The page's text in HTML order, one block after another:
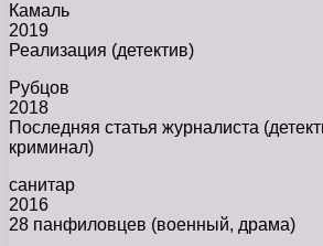
Камаль
2019
Реализация (детектив)
Рубцов
2018
Последняя статья журналиста
криминал)
санитар
2016
28 панфиловцев (военный, драма)